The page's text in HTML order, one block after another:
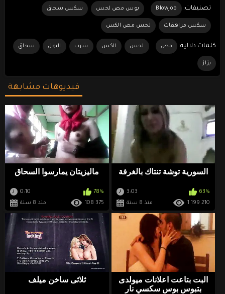
تصنيفات: Blowjob بوس مص لحس سكس سحاق
سكس مراهقات لحس مص الكس
كلمات دلالية: مص لحس الكس شرب البول سحاق
بزاز
فيديوهات مشابهة
ماليزيتان يمارسوا السحاق
0:10
78%
منذ 8 سنة
108 375
السورية توشة تنتاك بالغرفة
3:03
63%
منذ 8 سنة
1 199 210
ثلاثى ساخن ميلف
البت بتاعت اعلانات ميولدى
بتبوس بوس سكسي نار